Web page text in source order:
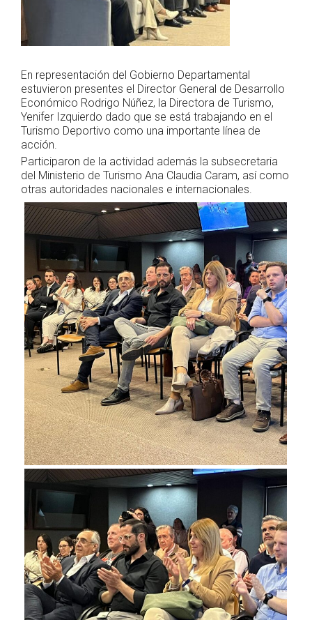
En representación del Gobierno Departamental
estuvieron presentes el Director General de Desarrollo
Económico Rodrigo Núñez, la Directora de Turismo,
Yenifer Izquierdo dado que se está trabajando en el
Turismo Deportivo como una importante línea de
acción.
Participaron de la actividad además la subsecretaria
del Ministerio de Turismo Ana Claudia Caram, así como
otras autoridades nacionales e internacionales.